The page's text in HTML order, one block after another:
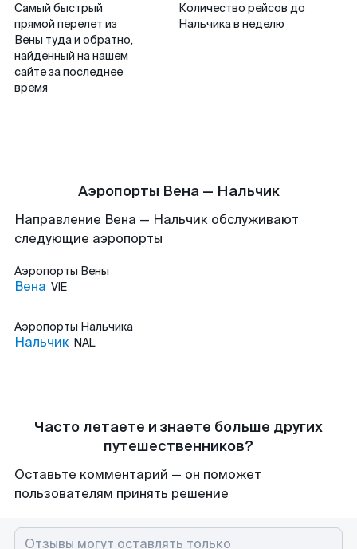
Самый быстрый
прямой перелет из
Вены туда и обратно,
найденный на нашем
сайте за последнее
время
Количество рейсов до
Нальчика в неделю
Аэропорты Вена — Нальчик
Направление Вена — Нальчик обслуживают
следующие аэропорты
Аэропорты Вены
Вена VIE
Аэропорты Нальчика
Нальчик NAL
Часто летаете и знаете больше других
путешественников?
Оставьте комментарий — он поможет
пользователям принять решение